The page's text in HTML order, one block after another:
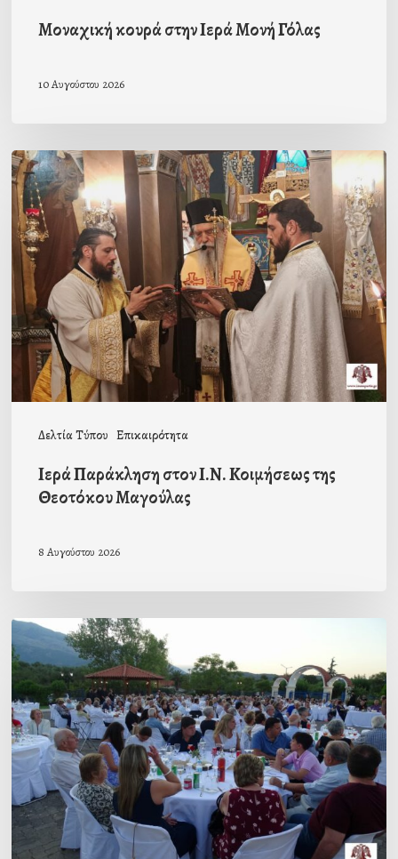
Μοναχική κουρά στην Ιερά Μονή Γόλας
10 Αυγούστου 2026
Δελτία Τύπου Επικαιρότητα
Ιερά
Παράκληση
στον
Ι.Ν.
Κοιμήσεως
της
Θεοτόκου
Μαγούλας
Ιερά Παράκληση στον Ι.Ν. Κοιμήσεως της
Θεοτόκου Μαγούλας
8 Αυγούστου 2026
Πρόσκληση
προς
τους
Ομογενείς
μας